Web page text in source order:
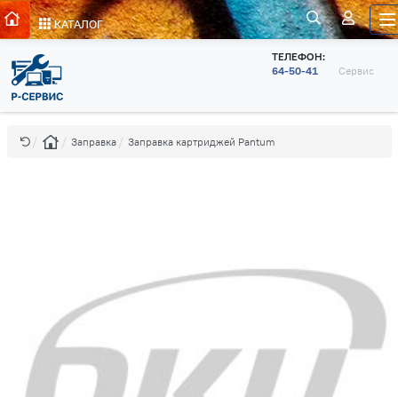
КАТАЛОГ
ТЕЛЕФОН:
64-50-41
Сервис
Заправка Заправка картриджей Pantum